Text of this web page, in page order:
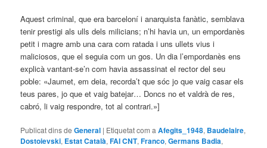
Aquest criminal, que era barceloní i anarquista fanàtic, semblava
tenir prestigi als ulls dels milicians; n’hi havia un, un empordanès
petit i magre amb una cara com ratada i uns ullets vius i
maliciosos, que el seguia com un gos. Un dia l’empordanès ens
explicà vantant-se’n com havia assassinat el rector del seu
poble: «Jaumet, em deia, recorda’t que sóc jo que vaig casar els
teus pares, jo que et vaig batejar… Doncs no et valdrà de res,
cabró, li vaig respondre, tot al contrari.»]
Publicat dins de General | Etiquetat com a Afegits_1948, Baudelaire,
Dostoievski, Estat Català,FAI CNT,Franco,Germans Badia,